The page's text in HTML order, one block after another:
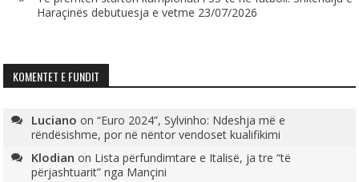
Haraçinës debutuesja e vetme 23/07/2026
KOMENTET E FUNDIT
Luciano on“Euro 2024”, Sylvinho: Ndeshja më e
rëndësishme, por në nëntor vendoset kualifikimi
Klodian on Lista përfundimtare e Italisë, ja tre “të
përjashtuarit” nga Mançini